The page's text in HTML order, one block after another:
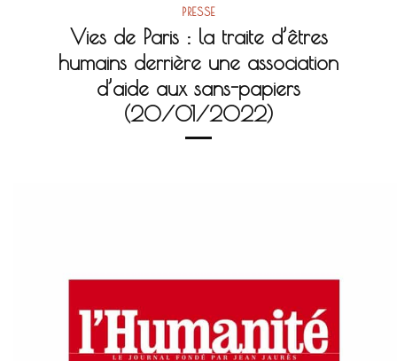
PRESSE
Vies de Paris : la traite d’êtres
humains derrière une association
d’aide aux sans-papiers
(20/01/2022)